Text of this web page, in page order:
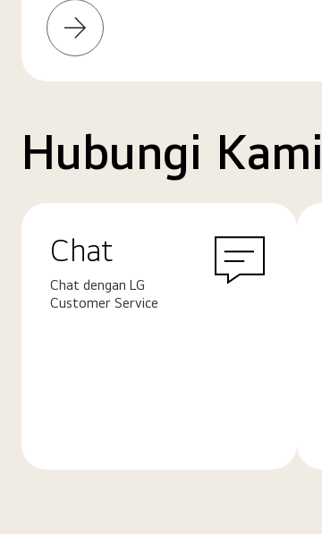
Pelajari
selengkapnya
Hubungi Kami
Chat
Chat dengan LG
Customer Service